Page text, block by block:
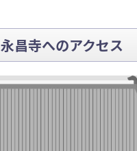
永昌寺へのアクセス